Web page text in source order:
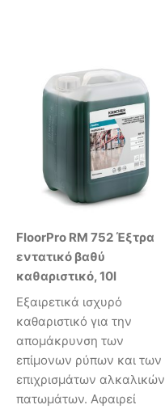
FloorPro RM 752 Έξτρα
εντατικό βαθύ
καθαριστικό, 10l
Εξαιρετικά ισχυρό
καθαριστικό για την
απομάκρυνση των
επίμονων ρύπων και των
επιχρισμάτων αλκαλικών
πατωμάτων. Αφαιρεί